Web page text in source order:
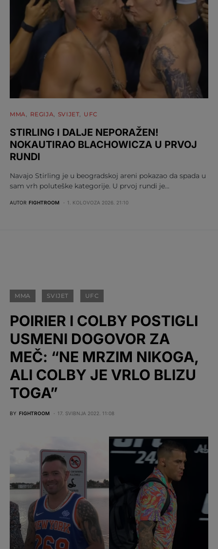
MMA REGIJA SVIJET UFC
STIRLING I DALJE NEPORAŽEN!
NOKAUTIRAO BLACHOWICZA U PRVOJ
RUNDI
Navajo Stirling je u beogradskoj areni pokazao da spada u
sam vrh poluteške kategorije. U prvoj rundi je…
AUTOR FIGHTROOM 1. KOLOVOZA 2026. 21:10
MMA SVIJET UFC
POIRIER I COLBY POSTIGLI
USMENI DOGOVOR ZA
MEČ: “NE MRZIM NIKOGA,
ALI COLBY JE VRLO BLIZU
TOGA”
BY FIGHTROOM 17. SVIBNJA 2022. 11:08